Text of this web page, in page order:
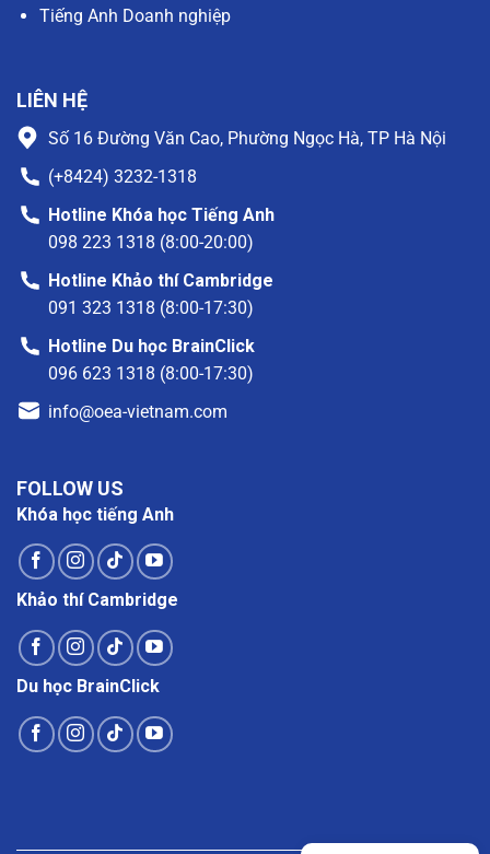
Tiếng Anh Doanh nghiệp
LIÊN HỆ
Số 16 Đường Văn Cao, Phường Ngọc Hà, TP Hà Nội
(+8424) 3232-1318
Hotline Khóa học Tiếng Anh
098 223 1318 (8:00-20:00)
Hotline Khảo thí Cambridge
091 323 1318 (8:00-17:30)
Hotline Du học BrainClick
096 623 1318 (8:00-17:30)
info@oea-vietnam.com
FOLLOW US
Khóa học tiếng Anh
Khảo thí Cambridge
Du học BrainClick